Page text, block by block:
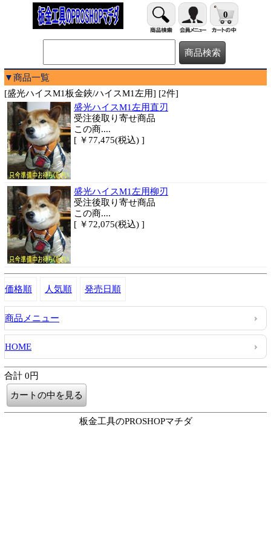
0
▼商品一覧
[盛光ハイスM1板金鋏/ハイスM1左用] [2件]
盛光ハイスM1左用直刃
受注後取り寄せ商品
この商....
[ ￥77,475(税込) ]
盛光ハイスM1左用柳刃
受注後取り寄せ商品
この商....
[ ￥72,075(税込) ]
価格順 人気順 発売日順
商品メニュー
HOME
合計 0円
板金工具のPROSHOPマチダ